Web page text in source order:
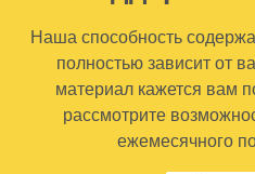
Наша способность
полностью зависит от
материал кажется вам
рассмотрите
ежемесячного